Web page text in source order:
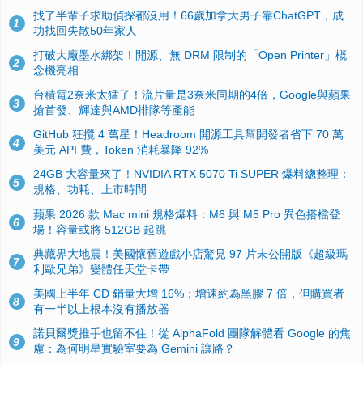
1
找了半輩子求助偵探都沒用！66歲加拿大男子靠ChatGPT，成
功找回失散50年家人
2
打破大廠墨水綁架！開源、無 DRM 限制的「Open Printer」概
念機亮相
3
台積電2奈米太猛了！流片量是3奈米同期的4倍，Google與蘋果
搶首發、輝達與AMD排隊等產能
4
GitHub 狂攬 4 萬星！Headroom 開源工具幫開發者省下 70 萬
美元 API 費，Token 消耗暴降 92%
5
24GB 大容量來了！NVIDIA RTX 5070 Ti SUPER 爆料總整理：
規格、功耗、上市時間
6
蘋果 2026 款 Mac mini 規格爆料：M6 與 M5 Pro 異色搭檔登
場！容量或將 512GB 起跳
7
典藏界大地震！美國懷舊遊戲小店驚見 97 片未公開版《超級瑪
利歐兄弟》變體任天堂卡帶
8
美國上半年 CD 銷量大增 16%：增速約為黑膠 7 倍，但購買者
有一半以上根本沒有播放器
9
諾貝爾獎推手也留不住！從 AlphaFold 團隊解體看 Google 的焦
慮：為何明星實驗室要為 Gemini 讓路？